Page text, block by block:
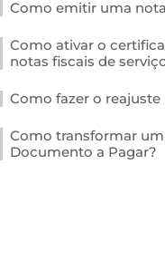
Como emitir uma
Como ativar o
notas fiscais de
Como fazer o
Como transformar
Documento a Pagar?